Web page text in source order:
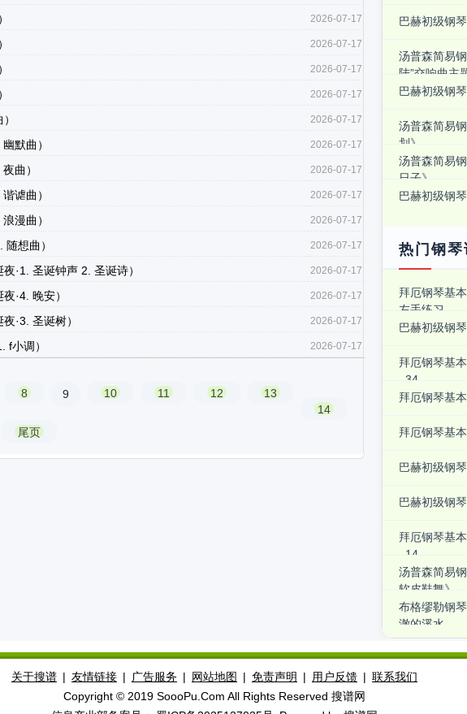
2026-07-17
2026-07-17
2026-07-17
2026-07-17
2026-07-17
默曲） 2026-07-17
曲） 2026-07-17
谑曲） 2026-07-17
漫曲） 2026-07-17
想曲） 2026-07-17
·1. 圣诞钟声 2. 圣诞诗） 2026-07-17
·4. 晚安） 2026-07-17
·3. 圣诞树） 2026-07-17
f小调） 2026-07-17
8 9 10 11 12
13
14
尾页
巴赫初级钢
汤普森简易
陆”交响曲主
巴赫初级钢
汤普森简易
划》
汤普森简易
日子》
巴赫初级钢
热门钢琴
拜厄钢琴基
左手练习
巴赫初级钢
拜厄钢琴基
_34
拜厄钢琴基
拜厄钢琴基
巴赫初级钢
巴赫初级钢
拜厄钢琴基
_14
汤普森简易
软皮鞋舞》
布格缪勒钢
澈的溪水
关于搜谱 | 友情链接 | 广告服务 | 网站地图 | 免责声明 | 用户反馈 | 联系我们
Copyright © 2019 SoooPu.Com All Rights Reserved 搜谱网